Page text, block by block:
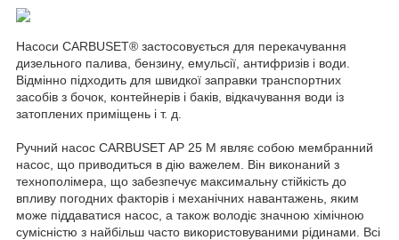
Насоси CARBUSET® застосовується для перекачування
дизельного палива, бензину, емульсії, антифризів і води.
Відмінно підходить для швидкої заправки транспортних
засобів з бочок, контейнерів і баків, відкачування води із
затоплених приміщень і т. д.
Ручний насос CARBUSET AP 25 M являє собою мембранний
насос, що приводиться в дію важелем. Він виконаний з
технополімера, що забезпечує максимальну стійкість до
впливу погодних факторів і механічних навантажень, яким
може піддаватися насос, а також володіє значною хімічною
сумісністю з найбільш часто використовуваними рідинами. Всі